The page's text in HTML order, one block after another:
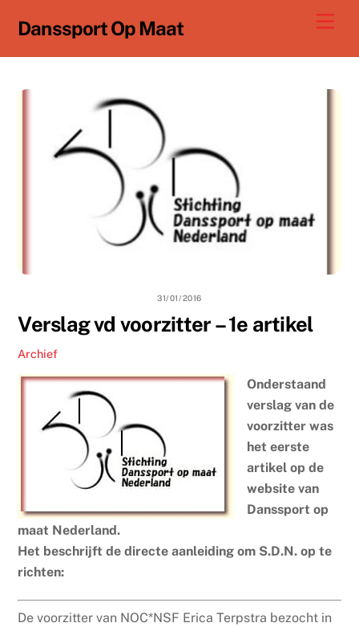
naarDanssport Op Maat
31/01/2016
Verslag vd voorzitter – 1e artikel
Archief
Onderstaand
verslag van de
voorzitter was
het eerste
artikel op de
website van
Danssport op
maat Nederland.
Het beschrijft de directe aanleiding om S.D.N. op te
richten:
De voorzitter van NOC*NSF Erica Terpstra bezocht in